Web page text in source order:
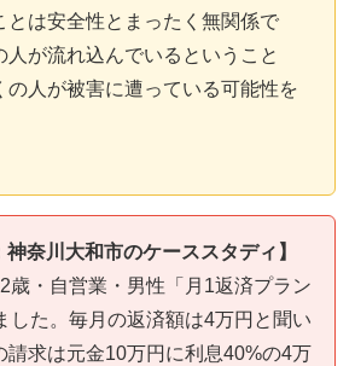
とは安全性とまったく無関係で
人が流れ込んでいるということ
の人が被害に遭っている可能性を
奈川大和市のケーススタディ】
歳・自営業・男性「月1返済プラン
した。毎月の返済額は4万円と聞い
請求は元金10万円に利息40%の4万